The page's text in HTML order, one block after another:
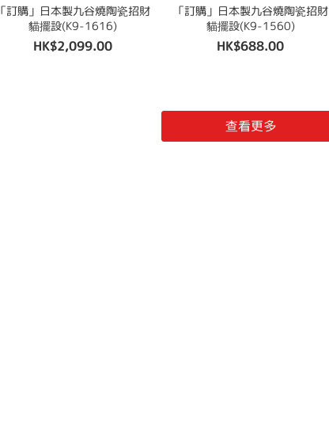
「訂購」日本製九谷燒陶瓷招財
貓擺設(K9-1616)
HK$2,099.00
「訂購」日本製九谷燒陶瓷招財
貓擺設(K9-1560)
HK$688.00
查看更多